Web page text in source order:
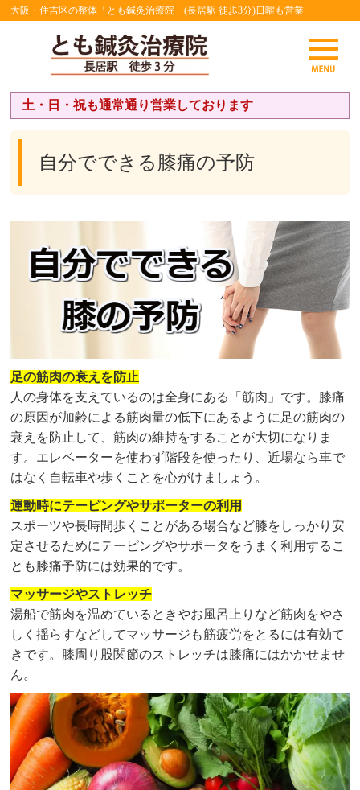
大阪・住吉区の整体「とも鍼灸治療院」(長居駅 徒歩3分)日曜も営業
土・日・祝も通常通り営業しております
自分でできる膝痛の予防
足の筋肉の衰えを防止
人の身体を支えているのは全身にある「筋肉」です。膝痛
の原因が加齢による筋肉量の低下にあるように足の筋肉の
衰えを防止して、筋肉の維持をすることが大切になりま
す。エレベーターを使わず階段を使ったり、近場なら車で
はなく自転車や歩くことを心がけましょう。
運動時にテーピングやサポーターの利用
スポーツや長時間歩くことがある場合など膝をしっかり安
定させるためにテーピングやサポータをうまく利用するこ
とも膝痛予防には効果的です。
マッサージやストレッチ
湯船で筋肉を温めているときやお風呂上りなど筋肉をやさ
しく揺らすなどしてマッサージも筋疲労をとるには有効て
きです。膝周り股関節のストレッチは膝痛にはかかせませ
ん。